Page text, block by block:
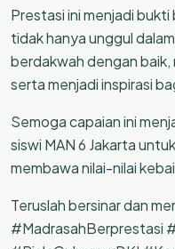
Prestasi ini menjadi
tidak hanya unggul
berdakwah dengan baik,
serta menjadi inspirasi
Semoga capaian ini
siswi MAN 6 Jakarta
membawa nilai-nilai
Teruslah bersinar dan
#MadrasahBerprestasi